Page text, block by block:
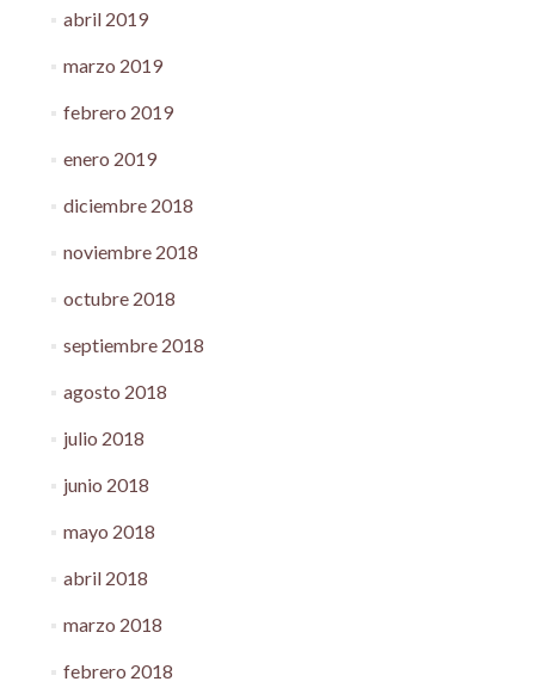
abril 2019
marzo 2019
febrero 2019
enero 2019
diciembre 2018
noviembre 2018
octubre 2018
septiembre 2018
agosto 2018
julio 2018
junio 2018
mayo 2018
abril 2018
marzo 2018
febrero 2018